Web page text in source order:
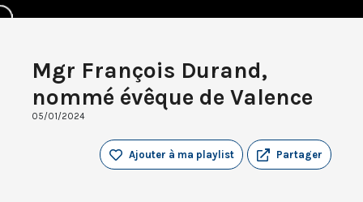
Mgr François Durand,
nommé évêque de Valence
05/01/2024
Partager
Ajouter à ma playlist